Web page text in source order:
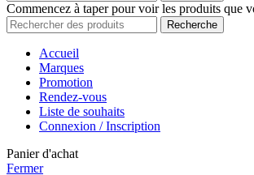
Commencez à taper pour voir les produits que
Recherche
Accueil
Marques
Promotion
Rendez-vous
Liste de souhaits
Connexion / Inscription
Panier d'achat
Fermer